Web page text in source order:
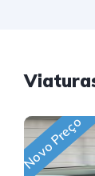
Novo Preço